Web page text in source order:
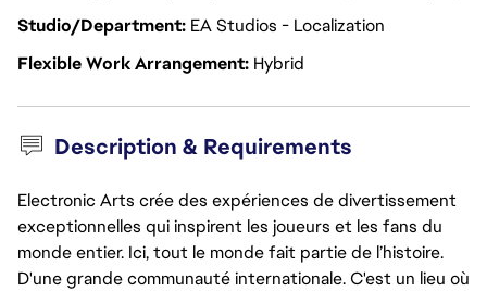
Studio/Department EA Studios - Localization
Flexible Work Arrangement Hybrid
Description & Requirements
Electronic Arts crée des expériences de divertissement
exceptionnelles qui inspirent les joueurs et les fans du
monde entier. Ici, tout le monde fait partie de l’histoire.
D'une grande communauté internationale. C'est un lieu où